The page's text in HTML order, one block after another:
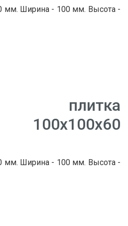
мм. Ширина - 100 мм. Высота -
плитка
100х100х60
мм. Ширина - 100 мм. Высота -